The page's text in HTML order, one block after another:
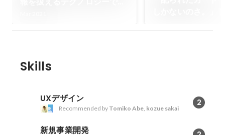
Skills
UXデザイン 2
Recommended by Tomiko Abe kozue sakai
新規事業開発